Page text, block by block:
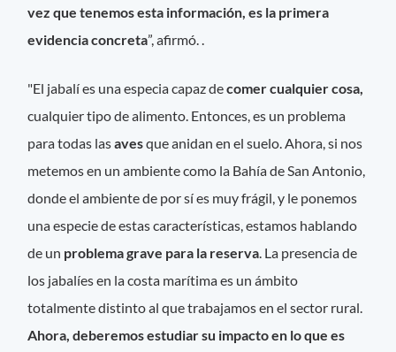
vez que tenemos esta información, es la primera
evidencia concreta”, afirmó. .
"El jabalí es una especia capaz decomer cualquier cosa,
cualquier tipo de alimento. Entonces, es un problema
para todas lasavesque anidan en el suelo. Ahora, si nos
metemos en un ambiente como la Bahía de San Antonio,
donde el ambiente de por sí es muy frágil, y le ponemos
una especie de estas características, estamos hablando
de un problema grave para la reserva. La presencia de
los jabalíes en la costa marítima es un ámbito
totalmente distinto al que trabajamos en el sector rural.
Ahora, deberemos estudiar su impacto en lo que es